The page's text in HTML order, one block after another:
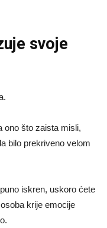
svoje
ono što zaista misli,
bilo prekriveno velom
iskren, uskoro ćete
krije emocije